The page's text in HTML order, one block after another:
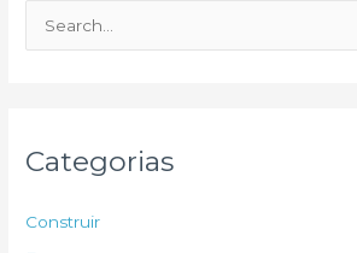
e
Categorias
Construir